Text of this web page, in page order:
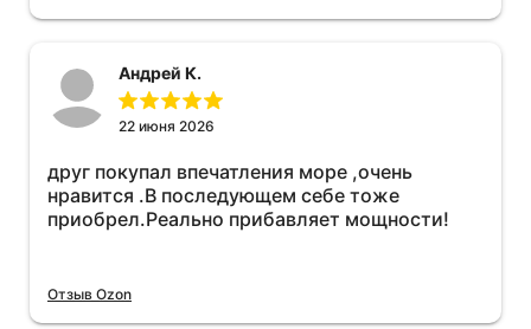
всё установилось по работе устройства
дополню позже ещё не проехал 120
км.Дополняю после пробега 120 км
более энергичный расход не
увеличился.Всем рекомендую к покупке.
Андрей К.
22 июня 2026
друг покупал впечатления море ,очень
нравится .В последующем себе тоже
приобрел.Реально прибавляет мощности!
Отзыв Ozon